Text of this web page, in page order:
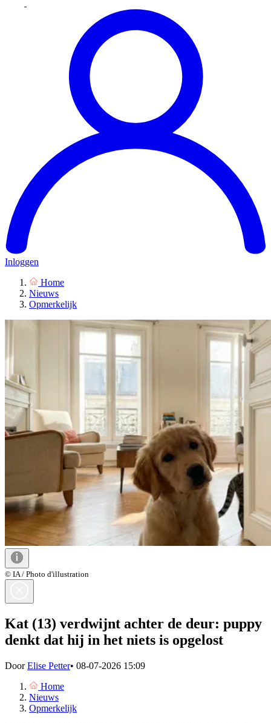
Inloggen
Home
Nieuws
Opmerkelijk
© IA / Photo d'illustration
Kat (13) verdwijnt achter de deur: puppy
denkt dat hij in het niets is opgelost
DoorElise Petter• 08-07-2026 15:09
Home
Nieuws
Opmerkelijk